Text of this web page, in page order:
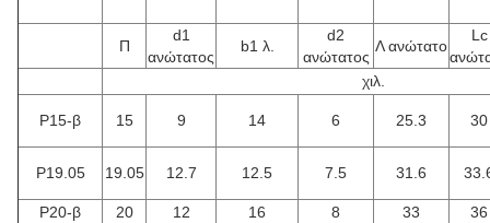
Π
d1
ανώτατος
b1 λ.
d2
ανώτατος
Λ ανώτατο
Lc
χιλ.
P15-β 15 9 14 6 25.3 30
P19.05 19.05 12.7 12.5 7.5 31.6
P20-β 20 12 16 8 33 36